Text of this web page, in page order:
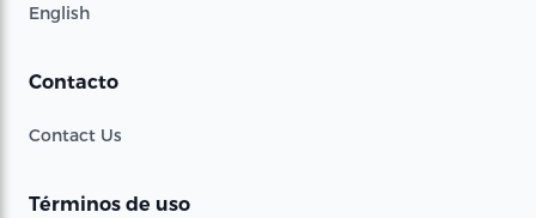
English
Contacto
Contact Us
Términos de uso